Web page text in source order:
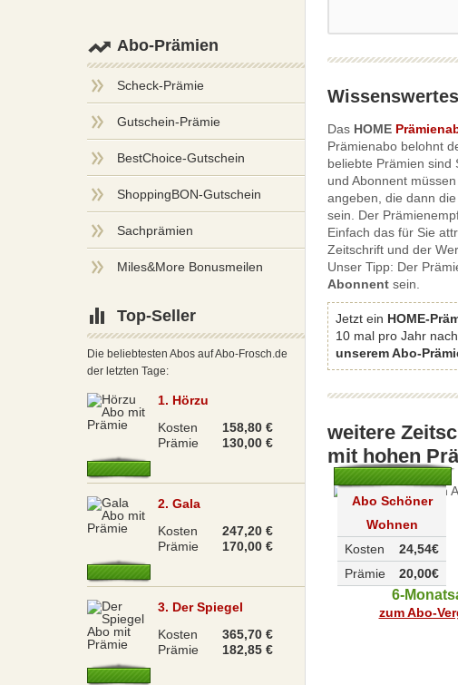
Das HOME
Prämienabo belohnt
beliebte Prämien sind
und Abonnent
angeben, die dann
sein. Der
Einfach das für Sie
Zeitschrift und der
Unser Tipp: Der
Abonnent sein.
Jetzt ein HOME-
10 mal pro Jahr
unserem Abo-
weitere
mit hohen
Abo Schöner
Wohnen
24,54€
Kosten
20,00€
Prämie
6-
zum Abo-
Abo-Prämien
Scheck-Prämie
Gutschein-Prämie
BestChoice-Gutschein
ShoppingBON-Gutschein
Sachprämien
Miles&More Bonusmeilen
Top-Seller
Die beliebtesten Abos auf Abo-Frosch.de
der letzten Tage:
1. Hörzu
Kosten
158,80 €
Prämie
130,00 €
2. Gala
Kosten
247,20 €
Prämie
170,00 €
3. Der Spiegel
Kosten
365,70 €
Prämie
182,85 €